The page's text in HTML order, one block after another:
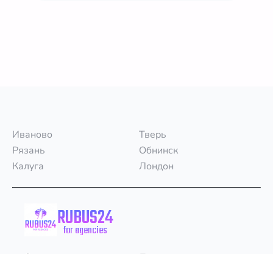
Иваново
Тверь
Рязань
Обнинск
Калуга
Лондон
RUBUS24
for agencies